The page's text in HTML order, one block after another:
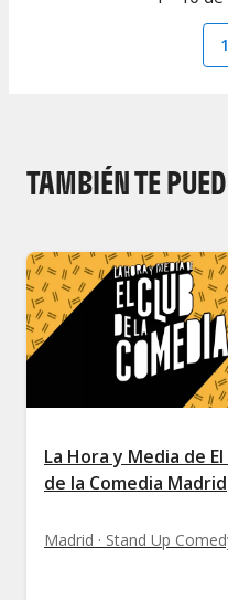
1
TAMBIÉN TE
La Hora y Media de El
de la Comedia Madrid
Madrid · Stand Up